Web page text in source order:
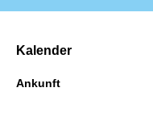
Kalender
Ankunft